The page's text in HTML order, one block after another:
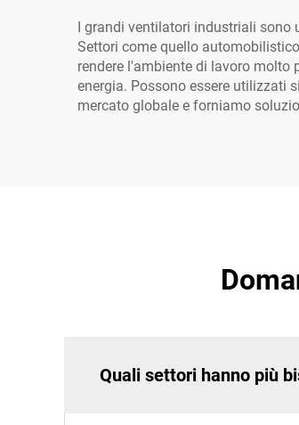
I grandi ventilatori industriali sono
Settori come quello
rendere l'ambiente di lavoro molto
energia. Possono essere utilizzati
mercato globale e forniamo
Quali settori hanno più